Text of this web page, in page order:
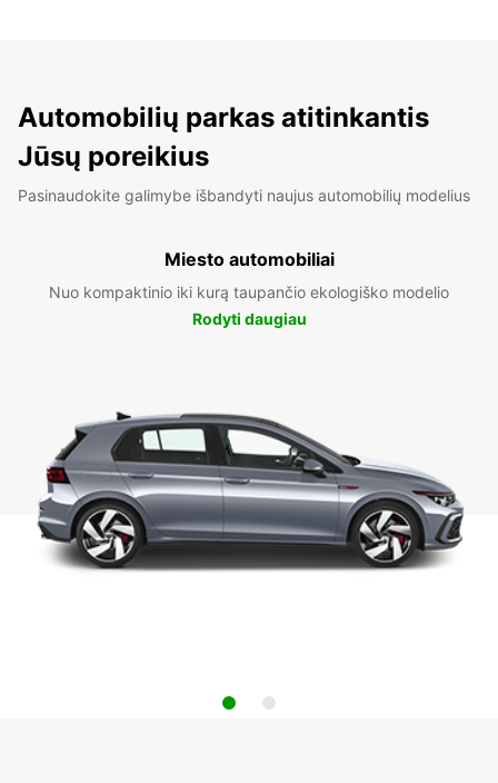
Automobilių parkas atitinkantis
Jūsų poreikius
Pasinaudokite galimybe išbandyti naujus automobilių modelius
Miesto automobiliai
Nuo kompaktinio iki kurą taupančio ekologiško modelio
Rodyti daugiau